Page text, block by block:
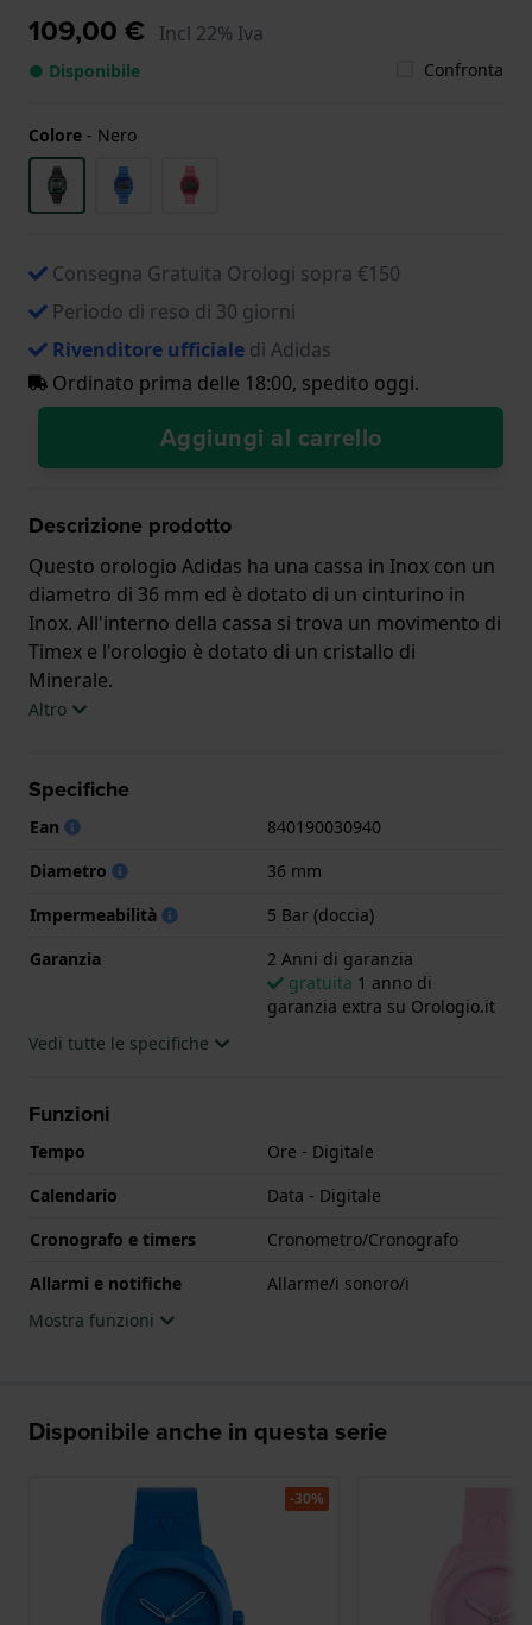
109,00 € Incl 22% Iva
● Disponibile Confronta
Colore - Nero
Consegna Gratuita Orologi sopra €150
Periodo di reso di 30 giorni
Rivenditore ufficiale di Adidas
Ordinato prima delle 18:00, spedito oggi.
Aggiungi al carrello
Descrizione prodotto
Questo orologio Adidas ha una cassa in Inox con un
diametro di 36 mm ed è dotato di un cinturino in
Inox. All'interno della cassa si trova un movimento di
Timex e l'orologio è dotato di un cristallo di
Minerale.
fornito con 2 Anni di garanzia.
Altro
Specifiche
Ean
840190030940
Diametro
36 mm
Impermeabilità
5 Bar (doccia)
Garanzia
2 Anni di garanzia
gratuita 1 anno di
garanzia extra su Orologio.it
Vedi tutte le specifiche
Funzioni
Tempo
Ore - Digitale
Calendario
Data - Digitale
Cronografo e timers
Cronometro/Cronografo
Allarmi e notifiche
Allarme/i sonoro/i
Mostra funzioni
Disponibile anche in questa serie
-30%